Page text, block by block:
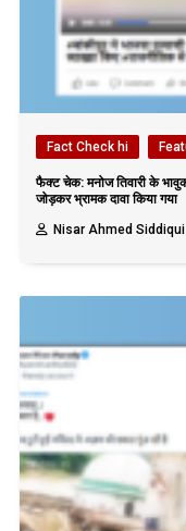
Fact Check hi
फैक्ट चेक: मनोज तिवारी के
जोड़कर भ्रामक दावा किया गया
Nisar Ahmed Siddiqui